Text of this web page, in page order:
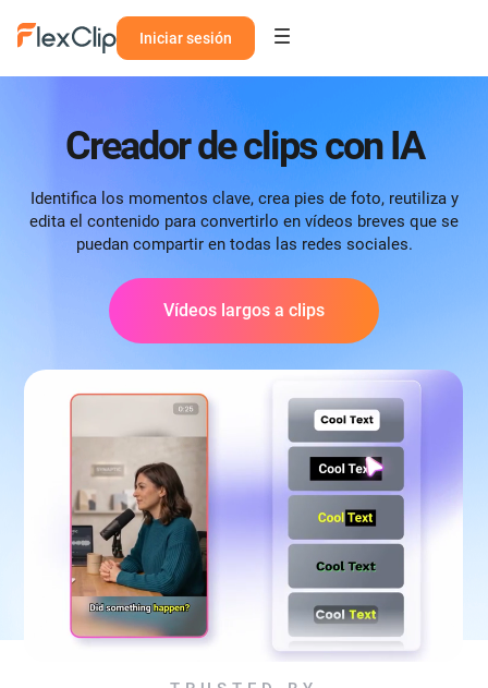
Iniciar sesión
Creador de clips con IA
Identifica los momentos clave, crea pies de foto, reutiliza y
edita el contenido para convertirlo en vídeos breves que se
puedan compartir en todas las redes sociales.
Vídeos largos a clips